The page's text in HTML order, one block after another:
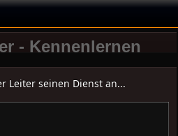
- Kennenlernen
Leiter seinen Dienst an...